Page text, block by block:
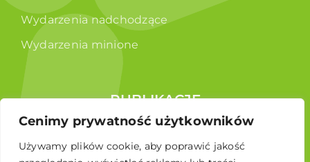
Cenimy prywatność użytkowników
Używamy plików cookie, aby poprawić jakość
Wydarzenia nadchodzące
Wydarzenia minione
PUBLIKACJE
Broszura edukacyjna